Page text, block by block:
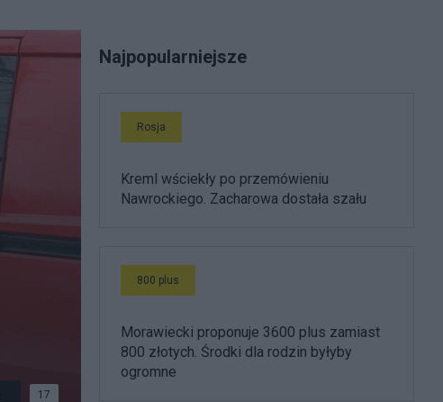
17
Najpopularniejsze
Rosja
Kreml wściekły po przemówieniu
Nawrockiego. Zacharowa dostała szału
800 plus
Morawiecki proponuje 3600 plus zamiast
800 złotych. Środki dla rodzin byłyby
ogromne